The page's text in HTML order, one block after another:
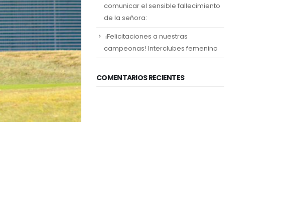
comunicar el sensible fallecimiento
de la señora:
¡Felicitaciones a nuestras
campeonas! Interclubes femenino
COMENTARIOS RECIENTES